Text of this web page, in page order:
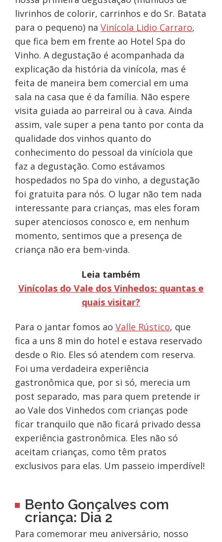
livrinhos de colorir, carrinhos e do Sr. Batata
para o pequeno) na Vinícola Lidio Carraro,
que fica bem em frente ao Hotel Spa do
Vinho. A degustação é acompanhada da
explicação da história da vinícola, mas é
feita de maneira bem comercial em uma
sala na casa que é da família. Não espere
visita guiada ao parreiral ou à cava. Ainda
assim, vale super a pena tanto por conta da
qualidade dos vinhos quanto do
conhecimento do pessoal da viníciola que
faz a degustação. Como estávamos
hospedados no Spa do vinho, a degustação
foi gratuita para nós. O lugar não tem nada
interessante para crianças, mas eles foram
super atenciosos conosco e, em nenhum
momento, sentimos que a presença de
criança não era bem-vinda.
Leia também
Vinícolas do Vale dos Vinhedos: quantas e
quais visitar?
Para o jantar fomos ao Valle Rústico, que
fica a uns 8 min do hotel e estava reservado
desde o Rio. Eles só atendem com reserva.
Foi uma verdadeira experiência
gastronômica que, por si só, merecia um
post separado, mas para quem pretende ir
ao Vale dos Vinhedos com crianças pode
ficar tranquilo que não ficará privado dessa
experiência gastronômica. Eles não só
aceitam crianças, como têm pratos
exclusivos para elas. Um passeio imperdível!
Bento Gonçalves com
criança: Dia 2
Para comemorar meu aniversário, nosso